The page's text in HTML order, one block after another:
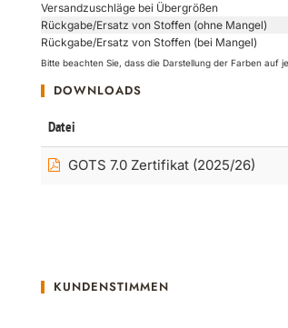
Versandzuschläge bei Übergrößen
Rückgabe/Ersatz von Stoffen (ohne Mangel)
Rückgabe/Ersatz von Stoffen (bei Mangel)
Bitte beachten Sie, dass die Darstellung der Farben auf
DOWNLOADS
Datei
GOTS 7.0 Zertifikat (2025/26)
KUNDENSTIMMEN